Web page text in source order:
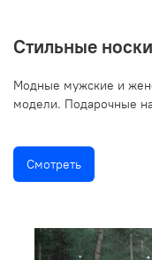
Стильные
Модные мужские и
модели. Подарочные
Смотреть